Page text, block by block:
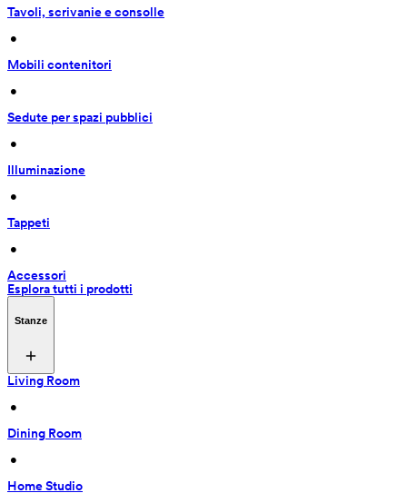
Tavoli, scrivanie e consolle
•
Mobili contenitori
•
Sedute per spazi pubblici
•
Illuminazione
•
Tappeti
•
Accessori
Esplora tutti i prodotti
Stanze
Living Room
•
Dining Room
•
Home Studio